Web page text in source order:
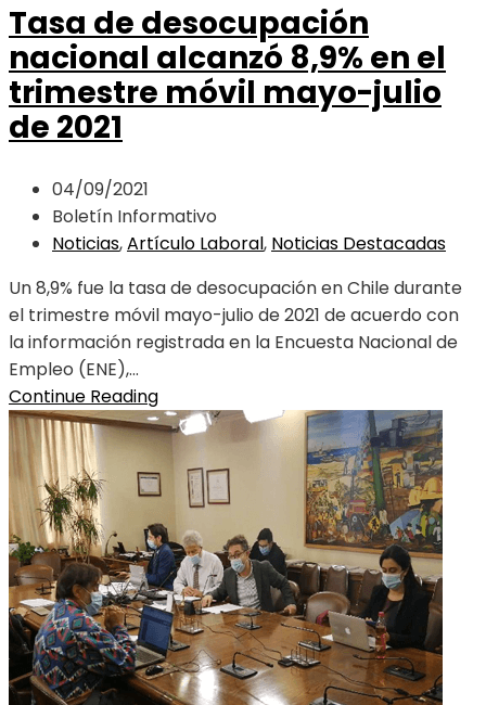
Tasa de desocupación
nacional alcanzó 8,9% en el
trimestre móvil mayo-julio
de 2021
04/09/2021
Boletín Informativo
Noticias,Artículo Laboral, Noticias Destacadas
Un 8,9% fue la tasa de desocupación en Chile durante
el trimestre móvil mayo-julio de 2021 de acuerdo con
la información registrada en la Encuesta Nacional de
Empleo (ENE),...
Continue Reading